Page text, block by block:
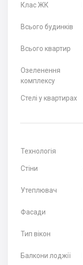
Клас ЖК
Всього будинків
Всього квартир
Озеленення
комплексу
Стелі у квартирах
Технологія
Стіни
Утеплювач
Фасади
Тип вікон
Балкони лоджії